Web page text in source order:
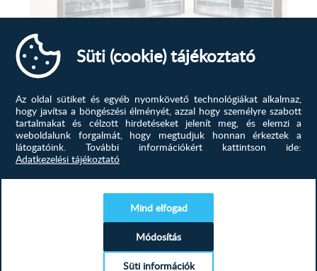
Fénykép mintás tolóajtós gardrób M
elég hely ahová pakolhatna?...
339 500Ft
Süti (cookie) tájékoztató
Az oldal sütiket és egyéb nyomkövető technológiákat alkalmaz,
hogy javítsa a böngészési élményét, azzal hogy személyre szabott
tartalmakat és célzott hirdetéseket jelenít meg, és elemzi a
weboldalunk forgalmát, hogy megtudjuk honnan érkeztek a
látogatóink.
További információkért kattintson ide:
Adatkezelési tájékoztató
Mind elfogad
Módosítás
Süti információk